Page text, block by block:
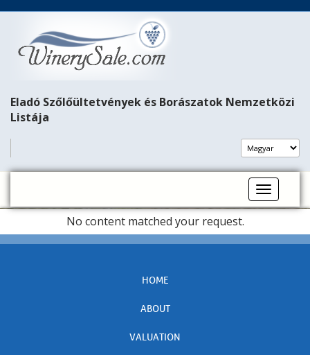
Eladó Szőlőültetvények és Borászatok Nemzetközi
Listája
Toggle
No content matched your request.
HOME
ABOUT
VALUATION